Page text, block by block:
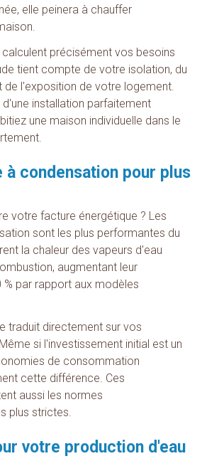
elle peinera à chauffer
calculent précisément vos besoins
tient compte de votre isolation, du
de l'exposition de votre logement.
installation parfaitement
une maison individuelle dans le
à condensation pour plus
votre facture énergétique ? Les
sont les plus performantes du
la chaleur des vapeurs d'eau
augmentant leur
% par rapport aux modèles
traduit directement sur vos
si l'investissement initial est un
de consommation
cette différence. Ces
aussi les normes
plus strictes.
votre production d'eau